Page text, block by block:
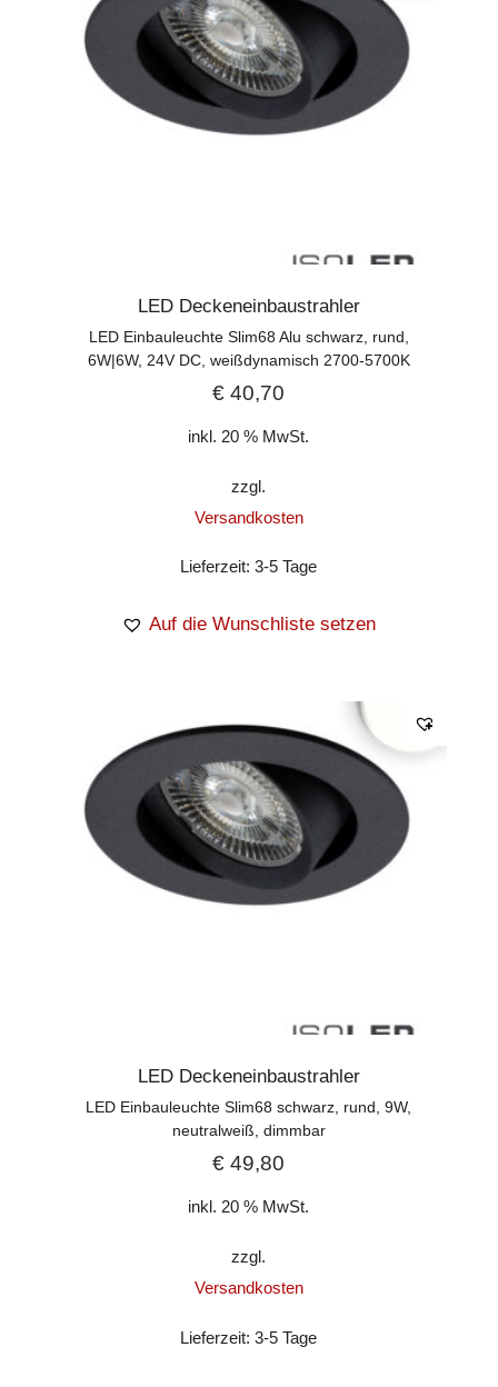
LED Deckeneinbaustrahler
LED Einbauleuchte Slim68 Alu schwarz, rund,
6W|6W, 24V DC, weißdynamisch 2700-5700K
€ 40,70
inkl. 20 % MwSt.
zzgl.
Versandkosten
Lieferzeit:3-5 Tage
Auf die Wunschliste setzen
LED Deckeneinbaustrahler
LED Einbauleuchte Slim68 schwarz, rund, 9W,
neutralweiß, dimmbar
€ 49,80
inkl. 20 % MwSt.
zzgl.
Versandkosten
Lieferzeit:3-5 Tage